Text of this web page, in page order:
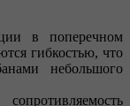
в поперечном
гибкостью, что
небольшого